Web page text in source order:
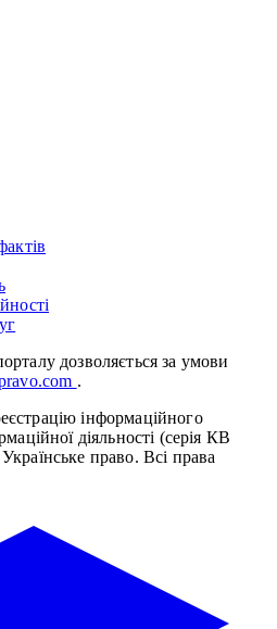
дозволяється за умови
.
інформаційного
діяльності (серія КВ
право. Всі права